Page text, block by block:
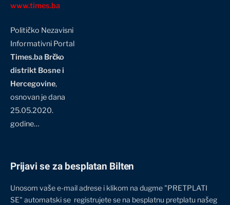
www.times.ba
Političko Nezavisni
Informativni Portal
Times.ba Brčko
distrikt Bosne i
Hercegovine,
osnovan je dana
25.05.2020.
godine…
Prijavi se za besplatan Bilten
Unosom vaše e-mail adrese i klikom na dugme "PRETPLATI
SE" automatski se registrujete se na besplatnu pretplatu našeg